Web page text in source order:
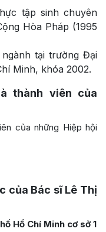
tập sinh chuyên
Hòa Pháp (1995
tại trường Đại
Minh, khóa 2002.
thành viên của
của những Hiệp hội
của Bác sĩ Lê Thị
Hồ Chí Minh cơ sở 1